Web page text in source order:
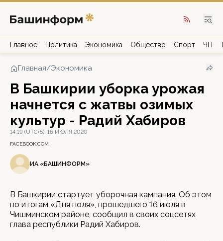
Главное Политика Экономика Общество Спорт ЧП
Главная/Экономика
В Башкирии уборка урожая
начнется с жатвы озимых
культур - Радий Хабиров
14:19 (UTC+5), 16 ИЮЛЯ 2020
FACEBOOK.COM
ИА «БАШИНФОРМ»
В Башкирии стартует уборочная кампания. Об этом
по итогам «Дня поля», прошедшего 16 июля в
Чишминском районе, сообщил в своих соцсетях
глава республики Радий Хабиров.